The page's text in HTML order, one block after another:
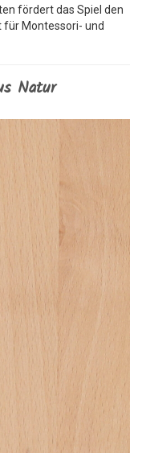
fördert das Spiel den
Montessori- und
Natur